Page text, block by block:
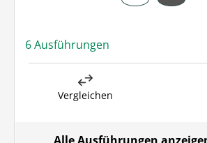
6 Ausführungen
Vergleichen